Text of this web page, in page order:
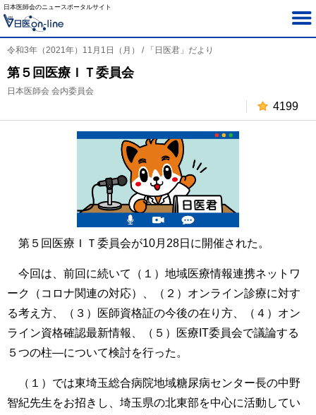
日本医師会のニュースポータルサイト
令和3年（2021年）11月1日（月） / 「日医君」だより
第５回医療ＩＴ委員会
日本医師会 会内委員会
4199
第５回医療ＩＴ委員会が10月28日に開催された。
今回は、前回に続いて（１）地域医療情報連携ネットワ
ーク（コロナ関連の対応）、（２）オンライン診療に対す
る考え方、（３）医師資格証の今後の在り方、（４）オン
ライン資格確認最新情報、（５）医療IT委員会で議論する
５つの柱―について検討を行った。
（１）では東埼玉総合病院地域糖尿病センター長の中野
智紀先生をお招きし、埼玉県の北東部を中心に活動してい